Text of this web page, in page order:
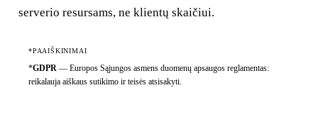
serverio resursams, ne klientų skaičiui.
*PAAIŠKINIMAI
*GDPR — Europos Sąjungos asmens duomenų apsaugos reglamentas:
reikalauja aiškaus sutikimo ir teisės atsisakyti.